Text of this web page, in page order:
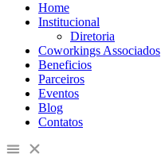
Home
Institucional
Diretoria
Coworkings Associados
Beneficios
Parceiros
Eventos
Blog
Contatos